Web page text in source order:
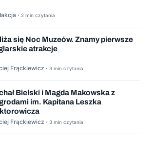
· 2 min czytania
się Noc Muzeów. Znamy pierwsze
atrakcje
Frąckiewicz · 3 min czytania
Bielski i Magda Makowska z
im. Kapitana Leszka
Frąckiewicz · 3 min czytania